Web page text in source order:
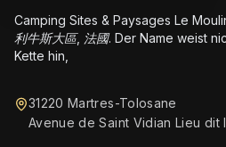
Camping Sites & Paysages Le
利牛斯大區, 法國. Der Name weist
Kette hin,
31220 Martres-Tolosane
Avenue de Saint Vidian Lieu dit